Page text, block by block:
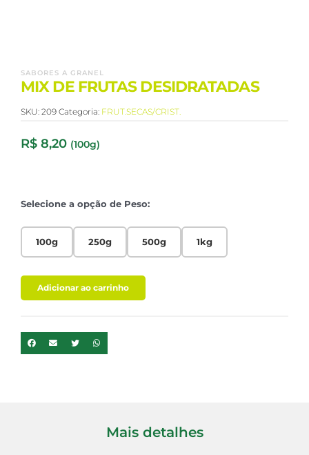
SABORES A GRANEL
MIX DE FRUTAS DESIDRATADAS
SKU: 209 Categoria: FRUT.SECAS/CRIST.
R$ 8,20 (100g)
Selecione a opção de Peso:
100g 250g 500g 1kg
Adicionar ao carrinho
Mais detalhes